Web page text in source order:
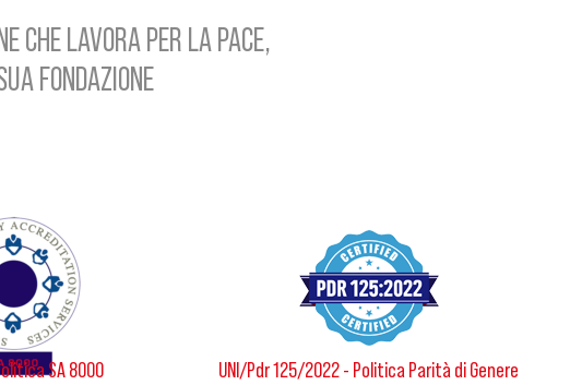
CHE LAVORA PER LA PACE,
FONDAZIONE
SA 8000 UNI/Pdr 125/2022 - Politica Parità di Genere